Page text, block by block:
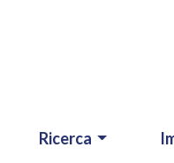
Ricerca